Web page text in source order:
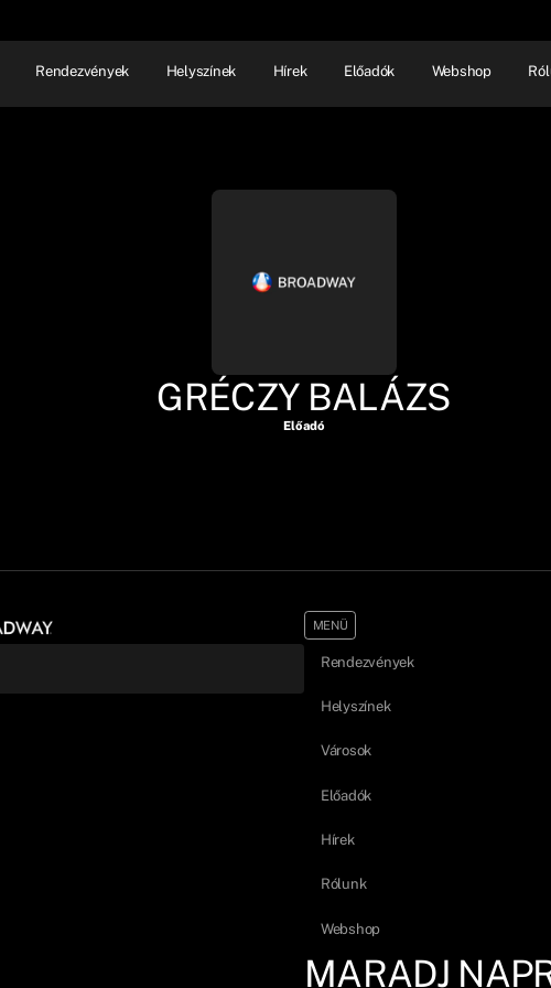
Rendezvények Helyszínek Hírek Előadók Webshop
GRÉCZY BALÁZS
Előadó
MENÜ
Rendezvények
Helyszínek
Városok
Előadók
Hírek
Rólunk
Webshop
MARADJ